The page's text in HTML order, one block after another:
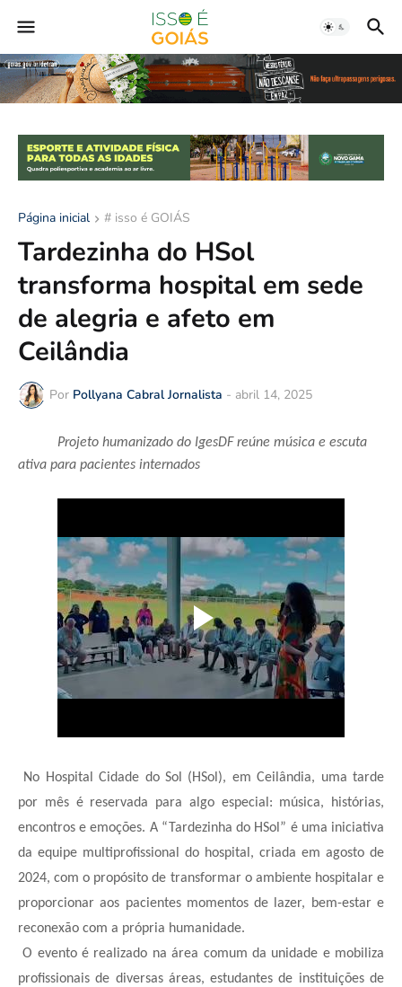
Página inicial # isso é GOIÁS
Tardezinha do HSol
transforma hospital em sede
de alegria e afeto em
Ceilândia
Por Pollyana Cabral Jornalista - abril 14, 2025
Projeto humanizado do IgesDF reúne música e escuta
ativa para pacientes internados
No Hospital Cidade do Sol (HSol), em Ceilândia, uma tarde
por mês é reservada para algo especial: música, histórias,
encontros e emoções. A “Tardezinha do HSol” é uma iniciativa
da equipe multiprofissional do hospital, criada em agosto de
2024, com o propósito de transformar o ambiente hospitalar e
proporcionar aos pacientes momentos de lazer, bem-estar e
reconexão com a própria humanidade.
O evento é realizado na área comum da unidade e mobiliza
profissionais de diversas áreas, estudantes de instituições de